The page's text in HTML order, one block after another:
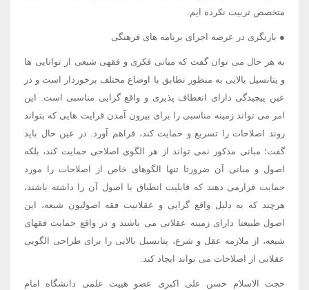
متخصص تربیت نکرده ایم.
● بازنگری در عرصه اجرای برنامه های فرهنگی
به هر حال می توان گفت که مبانی فکری و فقهی شیعی از توانایی ها
و پتانسیل بالایی به منظور تطابق با اوضاع مختلف برخوردار است و در
عین پیچیدگی دارای انعطاف پذیری و واقع گرایی مناسبی است. این
امر می تواند زمینه مناسبی را برای بیرون آمدن قرایت هایی که بتواند
روند اصلاحات را تسریع و حمایت کند، فراهم آورد. در عین حال باید
گفت؛ مبانی مذکور نمی تواند از هر الگوی اصلاحی حمایت کند، بلکه
اصول و مبانی آن ضرورتا تنها الگوهای خاص از اصلاحات را مورد
حمایت قرارمی دهند که قابلیت انطباق با اصول آن را داشته باشند،
هرچند که به دلیل واقع گرایی و عقلانیت فقه اصولیون شیعه، این
اصول طبیعتا دارای زمینه عقلانی می باشند و در واقع حمایت فقهای
شیعه، از ملازمه عقل و شرع، پتانسیل بالایی را برای طراحی الگویی
عقلانی از اصلاحات می تواند ایجاد کند.
حجت الاسلام حسن علی اکبری عضو هییت علمی دانشگاه امام